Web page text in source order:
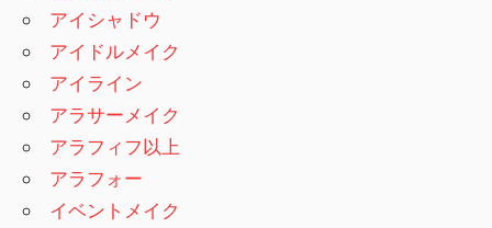
アイシャドウ
アイドルメイク
アイライン
アラサーメイク
アラフィフ以上
アラフォー
イベントメイク